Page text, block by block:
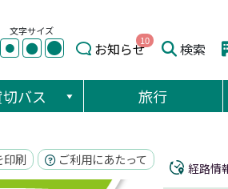
文字サイズ
● ● ● お知らせ10 検索
バス 旅行
刷 ご利用にあたって
経路情